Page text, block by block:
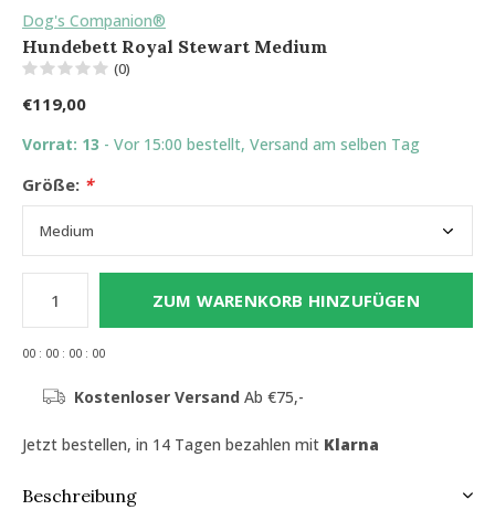
Dog's Companion®
Hundebett Royal Stewart Medium
(0)
€119,00
Vorrat: 13 - Vor 15:00 bestellt, Versand am selben Tag
Größe: *
ZUM WARENKORB HINZUFÜGEN
00 : 00 : 00 : 00
Kostenloser Versand Ab €75,-
Jetzt bestellen, in 14 Tagen bezahlen mit Klarna
Beschreibung